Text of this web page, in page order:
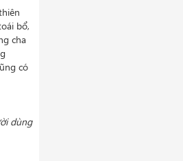
bổ,
cha
có
dùng